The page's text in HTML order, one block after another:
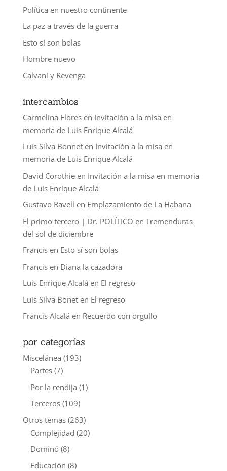
Política en nuestro continente
La paz a través de la guerra
Esto sí son bolas
Hombre nuevo
Calvani y Revenga
intercambios
Carmelina Floresen Invitación a la misa en
memoria de Luis Enrique Alcalá
Luis Silva Bonneten Invitación a la misa en
memoria de Luis Enrique Alcalá
David Corothieen Invitación a la misa en memoria
de Luis Enrique Alcalá
Gustavo Ravell en Emplazamiento de La Habana
El primo tercero | Dr. POLÍTICO en Tremenduras
del sol de diciembre
Francisen Esto sí son bolas
Francisen Diana la cazadora
Luis Enrique Alcalá en El regreso
Luis Silva Boneten El regreso
Francis Alcalá en Recuerdo con orgullo
por categorías
Miscelánea (193)
Partes(7)
Por la rendija (1)
Terceros(109)
Otros temas(263)
Complejidad (20)
Dominó(8)
Educación (8)